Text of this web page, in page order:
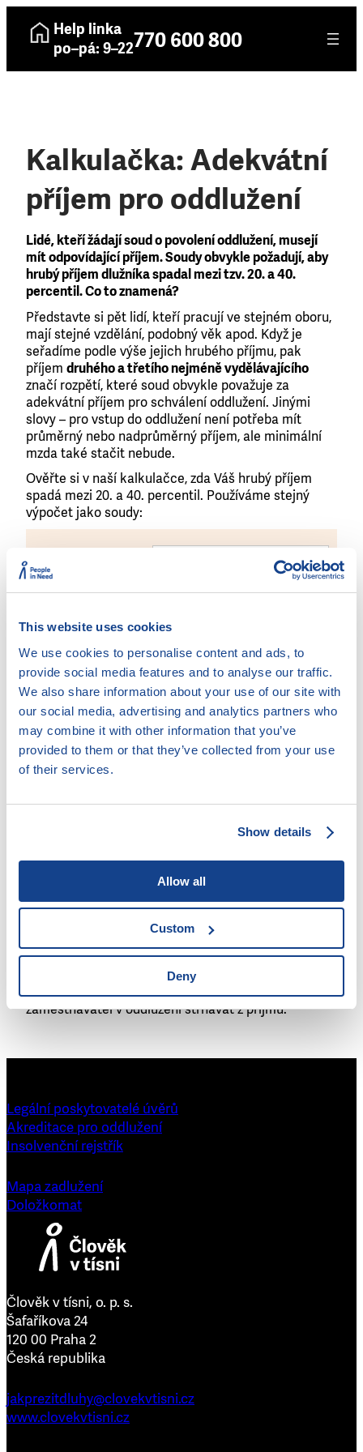
This website uses cookies
We use cookies to personalise content and ads, to
provide social media features and to analyse our traffic.
We also share information about your use of our site with
our social media, advertising and analytics partners who
may combine it with other information that you’ve
provided to them or that they’ve collected from your use
of their services.
Show details
Allow all
Custom
Deny
Help linka
po–pá: 9–22770 600 800
Kalkulačka: Adekvátní
příjem pro oddlužení
Lidé, kteří žádají soud o povolení oddlužení, musejí
mít odpovídající příjem. Soudy obvykle požadují, aby
hrubý příjem dlužníka spadal mezi tzv. 20. a 40.
percentil. Co to znamená?
Představte si pět lidí, kteří pracují ve stejném oboru,
mají stejné vzdělání, podobný věk apod. Když je
seřadíme podle výše jejich hrubého příjmu, pak
příjem druhého a třetího nejméně vydělávajícího
značí rozpětí, které soud obvykle považuje za
adekvátní příjem pro schválení oddlužení. Jinými
slovy – pro vstup do oddlužení není potřeba mít
průměrný nebo nadprůměrný příjem, ale minimální
mzda také stačit nebude.
Ověřte si v naší kalkulačce, zda Váš hrubý příjem
spadá mezi 20. a 40. percentil. Používáme stejný
výpočet jako soudy:
Věk:
Nejvyšší vzdělání:
Obor:
Kraj (pracoviště):
Úvazek (%):
Vypadá to, že Vám soud oddlužení schválí? Přečtěte
podmínkách oddlužení
kalkulačcevýši srážky, kterou vám bude
zaměstnavatel v oddlužení strhávat z příjmu.
Legální poskytovatelé úvěrů
Akreditace pro oddlužení
Insolvenční rejstřík
Mapa zadlužení
Doložkomat
Člověk v tísni, o. p. s.
Šafaříkova 24
120 00 Praha 2
Česká republika
jakprezitdluhy@clovekvtisni.cz
www.clovekvtisni.cz